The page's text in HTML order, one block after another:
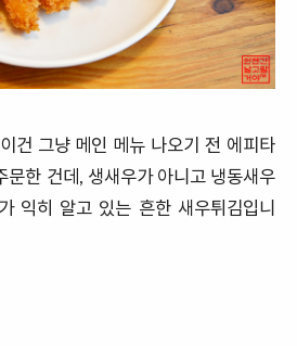
건 그냥 메인 메뉴 나오기 전 에피타
문한 건데, 생새우가 아니고 냉동새우
익히 알고 있는 흔한 새우튀김입니